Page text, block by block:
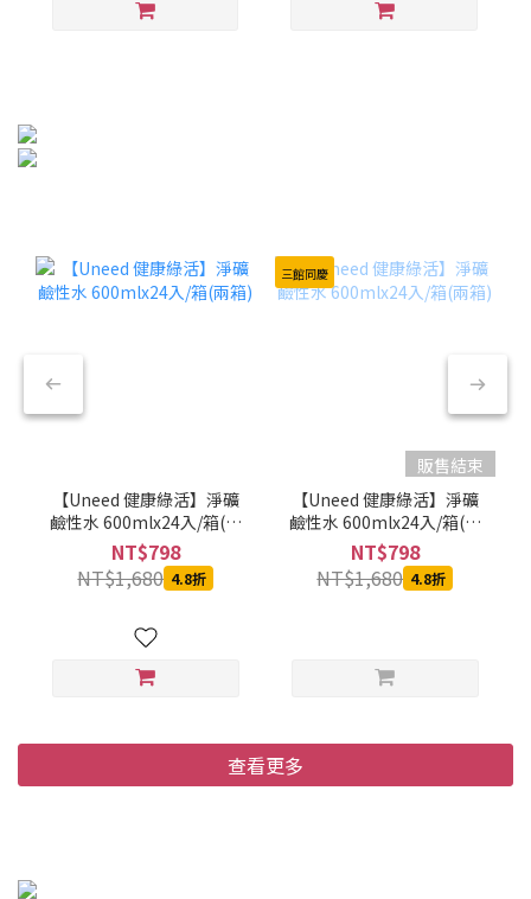
【Uneed 健康綠活】淨礦
鹼性水 600mlx24入/箱(兩
箱)
NT$798
NT$1,680 4.8折
三館同慶
販售結束
【Uneed 健康綠活】淨礦
鹼性水 600mlx24入/箱(兩
箱)
NT$798
NT$1,680 4.8折
查看更多